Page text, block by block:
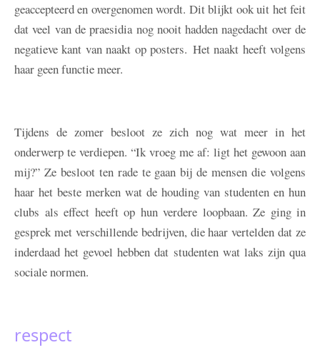
geaccepteerd en overgenomen wordt. Dit blijkt ook uit het feit
dat veel van de praesidia nog nooit hadden nagedacht over de
negatieve kant van naakt op posters. Het naakt heeft volgens
haar geen functie meer.
Tijdens de zomer besloot ze zich nog wat meer in het
onderwerp te verdiepen. “Ik vroeg me af: ligt het gewoon aan
mij?” Ze besloot ten rade te gaan bij de mensen die volgens
haar het beste merken wat de houding van studenten en hun
clubs als effect heeft op hun verdere loopbaan. Ze ging in
gesprek met verschillende bedrijven, die haar vertelden dat ze
inderdaad het gevoel hebben dat studenten wat laks zijn qua
sociale normen.
respect